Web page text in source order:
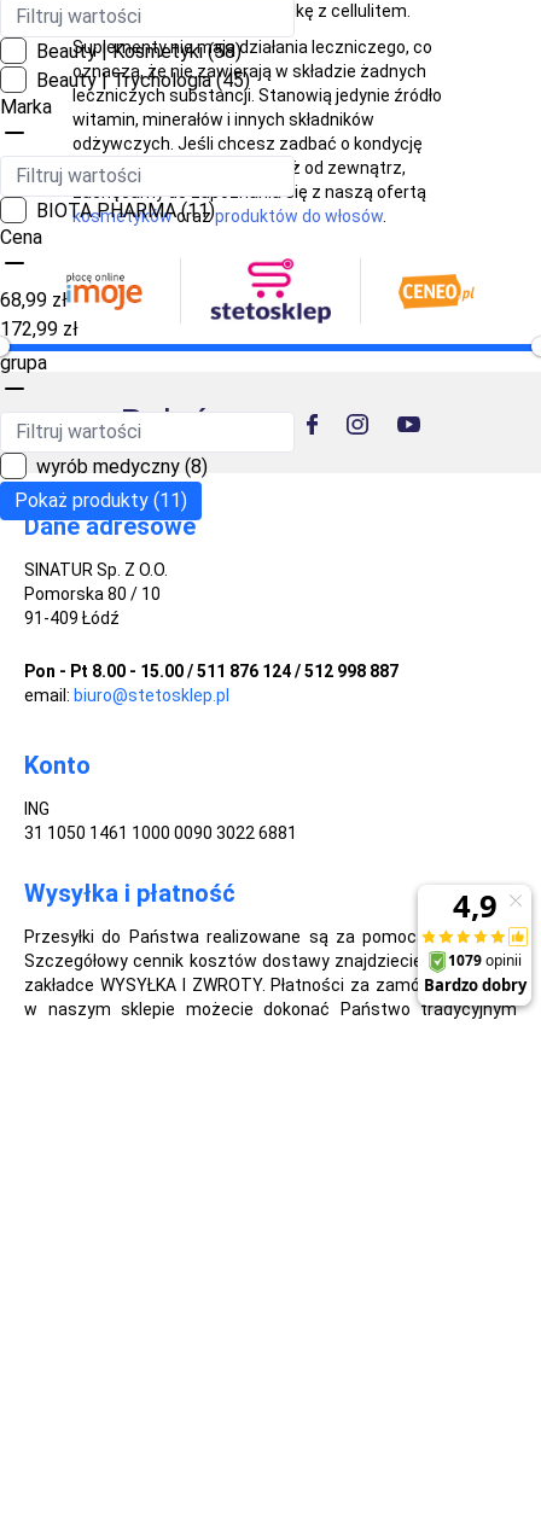
·preparat wspierający walkę z cellulitem.
Suplementy nie mają działania leczniczego, co
oznacza, że nie zawierają w składzie żadnych
leczniczych substancji. Stanowią jedynie źródło
witamin, minerałów i innych składników
odżywczych. Jeśli chcesz zadbać o kondycję
swoich włosów i cery również od zewnątrz,
zachęcamy do zapoznania się z naszą ofertą
kosmetykóworazproduktów do włosów.
Poleć nas
Dane adresowe
SINATUR Sp. Z O.O.
Pomorska 80 / 10
91-409 Łódź
Pon - Pt 8.00 - 15.00 / 511 876 124 / 512 998 887
email: biuro@stetosklep.pl
Konto
ING
31 1050 1461 1000 0090 3022 6881
Wysyłka i płatność
Przesyłki do Państwa realizowane są za pomocą firmy DPD.
Szczegółowy cennik kosztów dostawy znajdziecie Państwo w
zakładce WYSYŁKA I ZWROTY. Płatności za zamówiony towar
w naszym sklepie możecie dokonać Państwo tradycyjnym
Beauty | Kosmetyki(58)
Beauty | Trychologia(45)
Marka
BIOTA PHARMA(11)
Cena
68,99 zł
172,99 zł
grupa
wyrób medyczny (8)
Pokaż produkty (11)